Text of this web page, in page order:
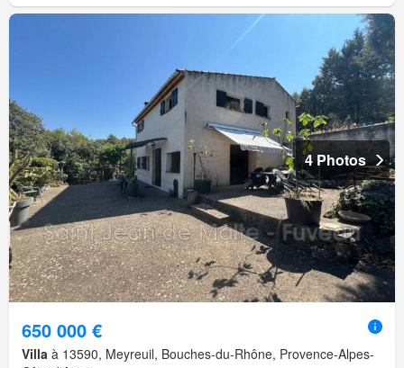
4 Photos
650 000 €
Villa à 13590, Meyreuil, Bouches-du-Rhône, Provence-Alpes-